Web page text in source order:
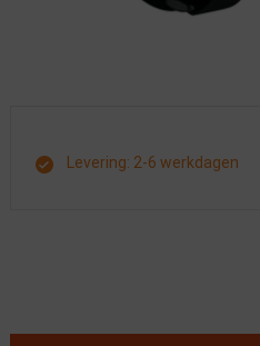
Levering: 2-6 werkdagen